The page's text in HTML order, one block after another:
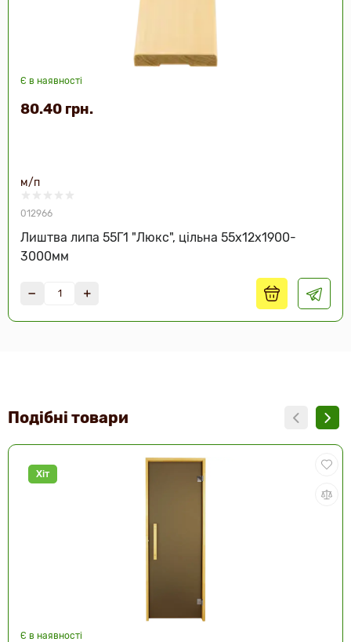
Є в наявності
012966
Лиштва липа 55Г1 "Люкс", цільна 55х12х1900-
3000мм
80.40 грн.
м/п
Подібні товари
Хіт
Є в наявності